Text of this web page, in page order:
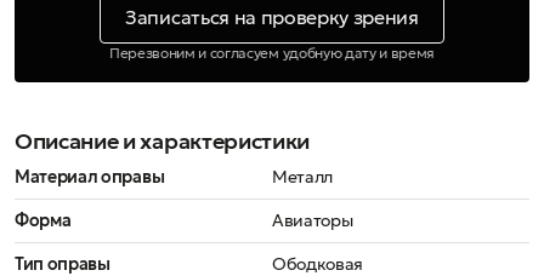
Записаться на проверку зрения
Перезвоним и согласуем удобную дату и время
Описание и характеристики
Материал оправы
Металл
Форма
Авиаторы
Тип оправы
Ободковая